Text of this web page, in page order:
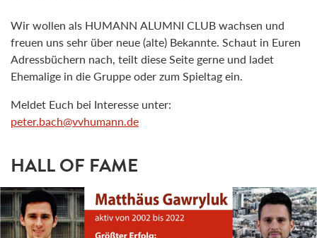
Wir wollen als HUMANN ALUMNI CLUBwachsen und
freuen unssehr über neue (alte) Bekannte. Schaut in Euren
Adressbüchern nach, teilt diese Seite gerne und ladet
Ehemalige in die Gruppe oder zum Spieltag ein.
Meldet Euch bei Interesse unter:
peter.bach@vvhumann.de
HALL OF FAME